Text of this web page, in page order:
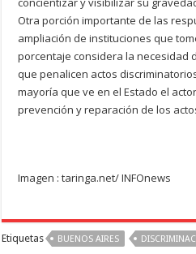
Otra porción importante de las
ampliación de instituciones que
porcentaje considera la necesidad
que penalicen actos
mayoría que ve en el Estado el
prevención y reparación de los
Imagen : taringa.net/ INFOnews
Etiquetas BUENOS AIRES